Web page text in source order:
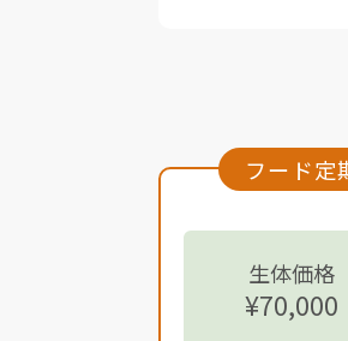
フード定
生体価格
¥70,000